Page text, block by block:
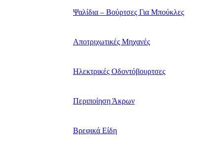
Ψαλίδια – Βούρτσες Για Μπούκλες
Αποτριχωτικές Μηχανές
Ηλεκτρικές Οδοντόβουρτσες
Περιποίηση Άκρων
Βρεφικά Είδη